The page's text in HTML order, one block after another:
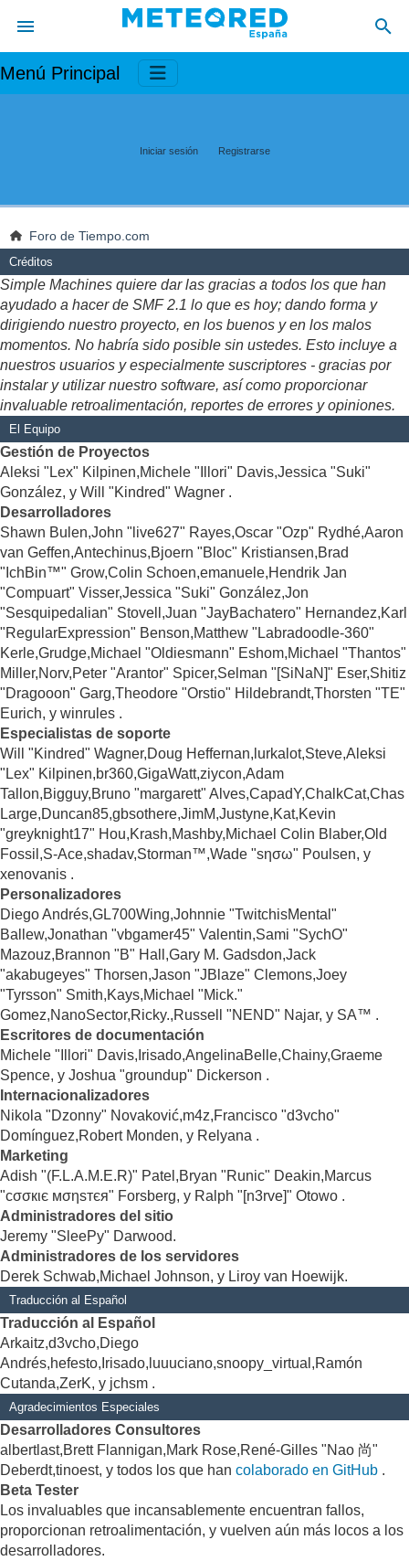
Menú Principal
Iniciar sesión Registrarse
Foro de Tiempo.com
Créditos
Simple Machines quiere dar las gracias a todos los que han
ayudado a hacer de SMF 2.1 lo que es hoy; dando forma y
dirigiendo nuestro proyecto, en los buenos y en los malos
momentos. No habría sido posible sin ustedes. Esto incluye a
nuestros usuarios y especialmente suscriptores - gracias por
instalar y utilizar nuestro software, así como proporcionar
invaluable retroalimentación, reportes de errores y opiniones.
El Equipo
Gestión de Proyectos
Aleksi "Lex" Kilpinen,Michele "Illori" Davis,Jessica "Suki"
González, y Will "Kindred" Wagner .
Desarrolladores
Shawn Bulen,John "live627" Rayes,Oscar "Ozp" Rydhé,Aaron
van Geffen,Antechinus,Bjoern "Bloc" Kristiansen,Brad
"IchBin™" Grow,Colin Schoen,emanuele,Hendrik Jan
"Compuart" Visser,Jessica "Suki" González,Jon
"Sesquipedalian" Stovell,Juan "JayBachatero" Hernandez,Karl
"RegularExpression" Benson,Matthew "Labradoodle-360"
Kerle,Grudge,Michael "Oldiesmann" Eshom,Michael "Thantos"
Miller,Norv,Peter "Arantor" Spicer,Selman "[SiNaN]" Eser,Shitiz
"Dragooon" Garg,Theodore "Orstio" Hildebrandt,Thorsten "TE"
Eurich, y winrules .
Especialistas de soporte
Will "Kindred" Wagner,Doug Heffernan,lurkalot,Steve,Aleksi
"Lex" Kilpinen,br360,GigaWatt,ziycon,Adam
Tallon,Bigguy,Bruno "margarett" Alves,CapadY,ChalkCat,Chas
Large,Duncan85,gbsothere,JimM,Justyne,Kat,Kevin
"greyknight17" Hou,Krash,Mashby,Michael Colin Blaber,Old
Fossil,S-Ace,shadav,Storman™,Wade "sησω" Poulsen, y
xenovanis .
Personalizadores
Diego Andrés,GL700Wing,Johnnie "TwitchisMental"
Ballew,Jonathan "vbgamer45" Valentin,Sami "SychO"
Mazouz,Brannon "B" Hall,Gary M. Gadsdon,Jack
"akabugeyes" Thorsen,Jason "JBlaze" Clemons,Joey
"Tyrsson" Smith,Kays,Michael "Mick."
Gomez,NanoSector,Ricky.,Russell "NEND" Najar, y SA™ .
Escritores de documentación
Michele "Illori" Davis,Irisado,AngelinaBelle,Chainy,Graeme
Spence, y Joshua "groundup" Dickerson .
Internacionalizadores
Nikola "Dzonny" Novaković,m4z,Francisco "d3vcho"
Domínguez,Robert Monden, y Relyana .
Marketing
Adish "(F.L.A.M.E.R)" Patel,Bryan "Runic" Deakin,Marcus
"cσσкιє мσηѕтєя" Forsberg, y Ralph "[n3rve]" Otowo .
Administradores del sitio
Jeremy "SleePy" Darwood.
Administradores de los servidores
Derek Schwab,Michael Johnson, y Liroy van Hoewijk.
Traducción al Español
Traducción al Español
Arkaitz,d3vcho,Diego
Andrés,hefesto,Irisado,luuuciano,snoopy_virtual,Ramón
Cutanda,ZerK, y jchsm .
Agradecimientos Especiales
Desarrolladores Consultores
albertlast,Brett Flannigan,Mark Rose,René-Gilles "Nao 尚"
Deberdt,tinoest, y todos los que han colaborado en GitHub .
Beta Tester
Los invaluables que incansablemente encuentran fallos,
proporcionan retroalimentación, y vuelven aún más locos a los
desarrolladores.